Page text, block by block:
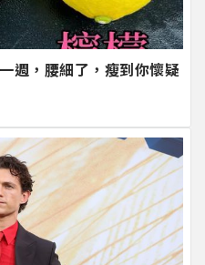
週，腰細了，瘦到你懷疑